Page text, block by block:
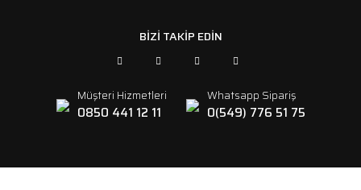
BİZİ TAKİP EDİN
Müşteri Hizmetleri
0850 441 12 11
Whatsapp Sipariş
0(549) 776 51 75